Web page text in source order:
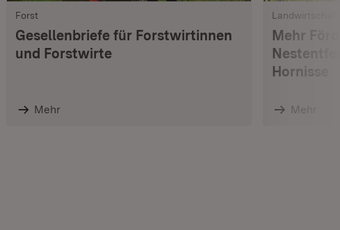
Forst
Gesellenbriefe für Forstwirtinnen
und Forstwirte
Mehr
Landwirtschaft
Mehr
Hornisse
Mehr